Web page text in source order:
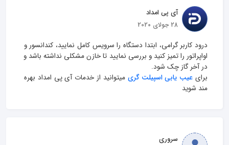
آی پی امداد
28 جولای 2020
درود کاربر گرامی، ابتدا دستگاه را سرویس کامل نمایید، کندانسور و
اواپراتور را تمیز کنید و بررسی نمایید تا خازن مشکلی نداشته باشد و
برای عیب یابی اسپیلت گری میتوانید از خدمات آی پی امداد بهره
مند شوید
سروری